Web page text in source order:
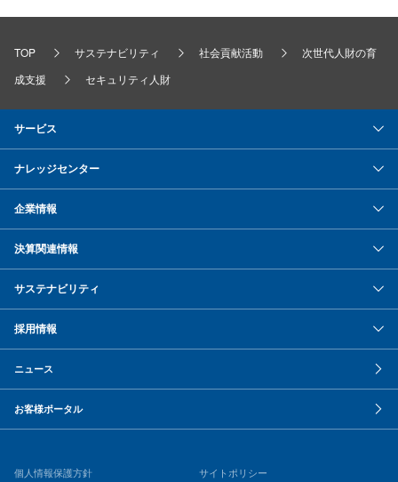
TOP サステナビリティ 社会貢献活動
次世代人財の育
成支援
セキュリティ人財
サービス
ナレッジセンター
企業情報
決算関連情報
サステナビリティ
採用情報
ニュース
お客様ポータル
個人情報保護方針 サイトポリシー